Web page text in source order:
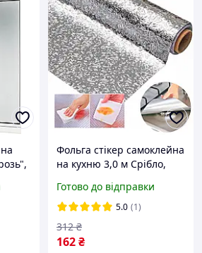
Фольга стікер самоклейна
на кухню 3,0 м Срібло,
Самоклейка
Готово до відправки
5.0 (1)
162₴
312 ₴